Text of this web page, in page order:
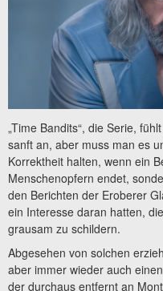
„Time Bandits“, die Serie,
sanft an, aber muss man es
Korrektheit halten, wenn ein
Menschenopfern endet,
den Berichten der Eroberer
ein Interesse daran hatten,
grausam zu schildern.
Abgesehen von solchen
aber immer wieder auch
der durchaus entfernt an